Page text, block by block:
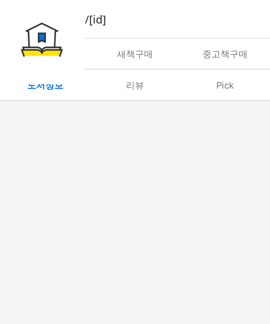
book/rent/[id]
대여 새책구매 중고책구매
도서정보 리뷰 Pick